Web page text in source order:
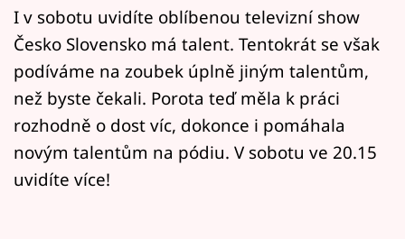
Mámy sobě
Přihlášení
Sledujte nás
I v sobotu uvidíte oblíbenou televizní show
Česko Slovensko má talent. Tentokrát se však
podíváme na zoubek úplně jiným talentům,
než byste čekali. Porota teď měla k práci
rozhodně o dost víc, dokonce i pomáhala
novým talentům na pódiu. V sobotu ve 20.15
uvidíte více!